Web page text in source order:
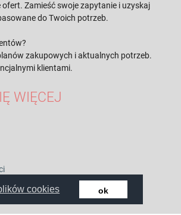
cookies ok
Zamieść swoje zapytanie i uzyskaj
do Twoich potrzeb.
zakupowych i aktualnych potrzeb.
klientami.
WIĘCEJ